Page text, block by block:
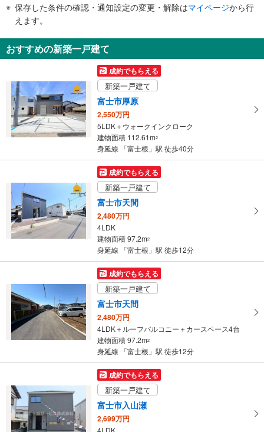
知
を
け
取
る
・
条
を
イ
ペ
ー
ジ
に
存
る
保存した条件の確認・通知設定の変更・解除はマイページから行
えます。
おすすめの新築一戸建て
成約でもらえる
新築一戸建て
富士市厚原
2,550万円
5LDK＋ウォークインクローク
建物面積 112.61m2
身延線 「富士根」駅 徒歩40分
成約でもらえる
新築一戸建て
富士市天間
2,480万円
4LDK
建物面積 97.2m2
身延線 「富士根」駅 徒歩12分
成約でもらえる
新築一戸建て
富士市天間
2,480万円
4LDK＋ルーフバルコニー＋カースペース4台
建物面積 97.2m2
身延線 「富士根」駅 徒歩12分
成約でもらえる
新築一戸建て
富士市入山瀬
2,699万円